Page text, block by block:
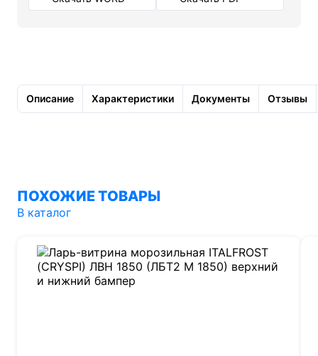
Описание Характеристики Документы Отзывы
ПОХОЖИЕ ТОВАРЫ
В каталог